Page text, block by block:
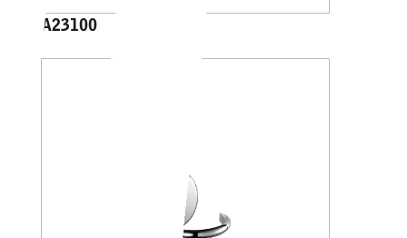
A23100